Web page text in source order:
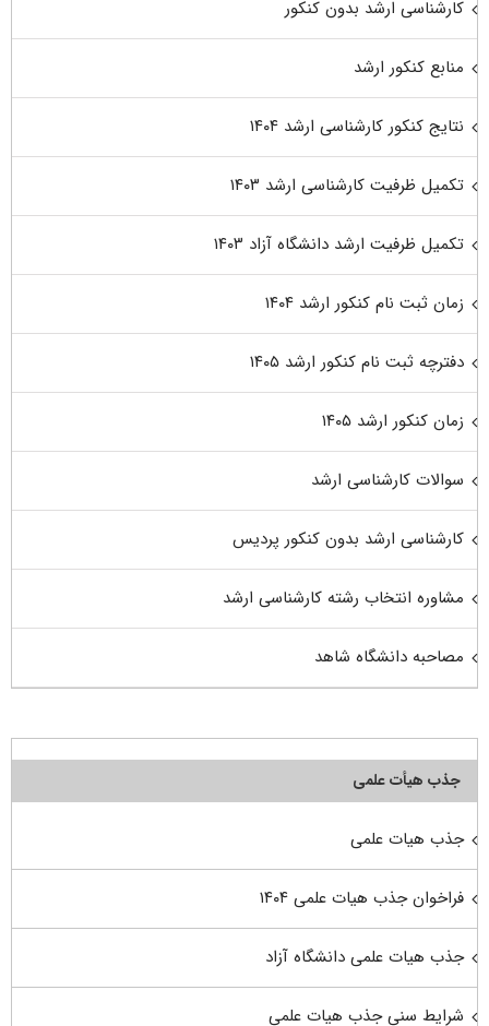
کارشناسی ارشد بدون کنکور
منابع کنکور ارشد
نتایج کنکور کارشناسی ارشد ۱۴۰۴
تکمیل ظرفیت کارشناسی ارشد ۱۴۰۳
تکمیل ظرفیت ارشد دانشگاه آزاد ۱۴۰۳
زمان ثبت نام کنکور ارشد ۱۴۰۴
دفترچه ثبت نام کنکور ارشد ۱۴۰۵
زمان کنکور ارشد ۱۴۰۵
سوالات کارشناسی ارشد
کارشناسی ارشد بدون کنکور پردیس
مشاوره انتخاب رشته کارشناسی ارشد
مصاحبه دانشگاه شاهد
جذب هیأت علمی
جذب هیات علمی
فراخوان جذب هیات علمی ۱۴۰۴
جذب هیات علمی دانشگاه آزاد
شرایط سنی جذب هیات علمی